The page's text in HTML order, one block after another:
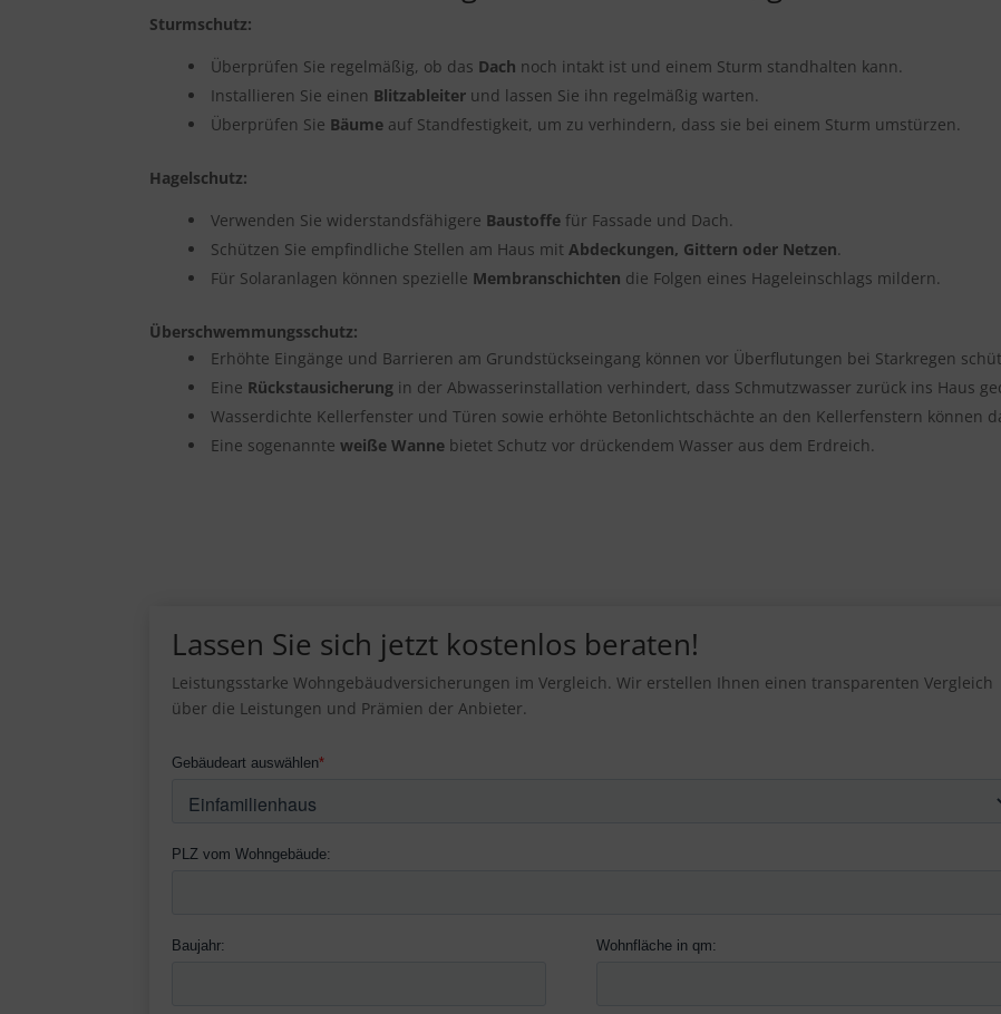
Sturmschutz:
Überprüfen Sie regelmäßig, ob das Dach noch intakt ist und einem Sturm standhalten kann.
Installieren Sie einen Blitzableiter und lassen Sie ihn regelmäßig warten.
Überprüfen Sie Bäume auf Standfestigkeit, um zu verhindern, dass sie bei einem Sturm umstürzen.
Hagelschutz:
Verwenden Sie widerstandsfähigere Baustoffe für Fassade und Dach.
Schützen Sie empfindliche Stellen am Haus mitAbdeckungen, Gittern oder Netzen.
Für Solaranlagen können spezielle Membranschichten die Folgen eines Hageleinschlags mildern.
Überschwemmungsschutz:
Erhöhte Eingänge und Barrieren am Grundstückseingang können vor Überflutungen bei Starkregen
Eine Rückstausicherung in der Abwasserinstallation verhindert, dass Schmutzwasser zurück ins Haus
Wasserdichte Kellerfenster und Türen sowie erhöhte Betonlichtschächte an den Kellerfenstern können
Eine sogenannteweiße Wanne bietet Schutz vor drückendem Wasser aus dem Erdreich.
Lassen Sie sich jetzt kostenlos beraten!
Leistungsstarke Wohngebäudversicherungen im Vergleich. Wir erstellen Ihnen einen transparenten Vergleich
über die Leistungen und Prämien der Anbieter.